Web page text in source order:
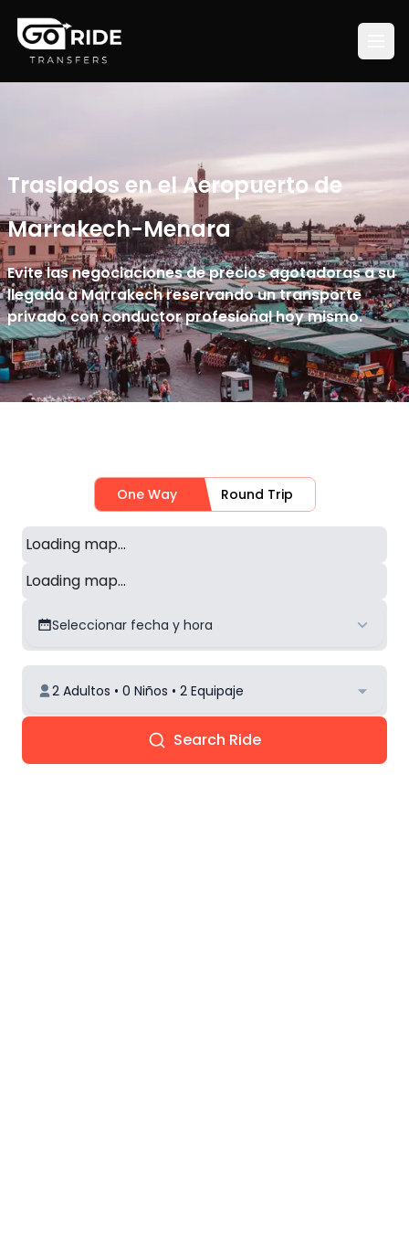
Traslados en el Aeropuerto de
Marrakech-Menara
Evite las negociaciones de precios agotadoras a su
llegada a Marrakech reservando un transporte
privado con conductor profesional hoy mismo.
One Way Round Trip
Loading map...
Loading map...
Seleccionar fecha y hora
2 Adultos • 0 Niños • 2 Equipaje
Search Ride